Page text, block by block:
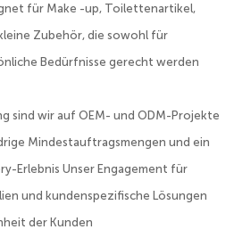
für Make -up, Toilettenartikel,
Zubehör, die sowohl für
Bedürfnisse gerecht werden
sind wir auf OEM- und ODM-Projekte
Mindestauftragsmengen und ein
Erlebnis Unser Engagement für
und kundenspezifische Lösungen
der Kunden